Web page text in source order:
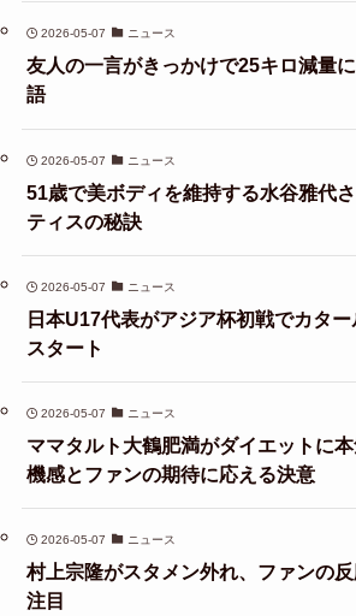
2026-05-07 ニュース
友人の一言がきっかけで25キロ減量
語
2026-05-07 ニュース
51歳で美ボディを維持する水谷雅代
ティスの秘訣
2026-05-07 ニュース
日本U17代表がアジア杯初戦でカタ
スタート
2026-05-07 ニュース
ママタルト大鶴肥満がダイエットに
機感とファンの期待に応える決意
2026-05-07 ニュース
村上宗隆がスタメン外れ、ファンの
注目